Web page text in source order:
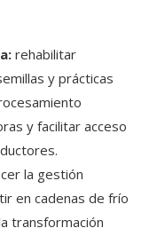
rehabilitar
y prácticas
y facilitar acceso
la gestión
en cadenas de frío
transformación